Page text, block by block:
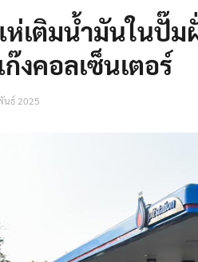
ห่เติมน้ำมันในปั๊
งคอลเซ็นเตอร์
นธ์ 2025